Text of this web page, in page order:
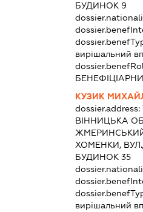
БУДИНОК 9
вирішальний
КУЗИК
dossier.address:
ВІННИЦЬКА
ХОМЕНКИ,
БУДИНОК 35
вирішальний